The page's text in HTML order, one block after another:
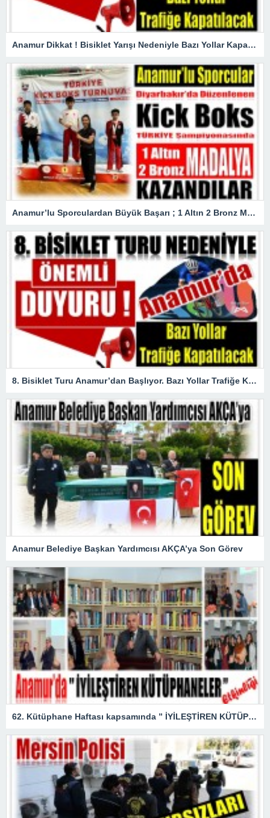
Anamur Dikkat ! Bisiklet Yarışı Nedeniyle Bazı Yollar Kapanacak
Anamur’lu Sporculardan Büyük Başarı ; 1 Altın 2 Bronz Madalya Kazandılar
8. Bisiklet Turu Anamur’dan Başlıyor. Bazı Yollar Trafiğe Kapatılacak
Anamur Belediye Başkan Yardımcısı AKÇA’ya Son Görev
62. Kütüphane Haftası kapsamında ” İYİLEŞTİREN KÜTÜPHANELER ” etkinliği düzenlendi.